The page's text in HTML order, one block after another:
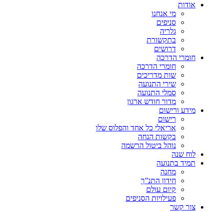
אודות
מי אנחנו
סניפים
גלריה
בתקשורת
דרושים
חומרי הדרכה
חומרי הדרכה
שות מדריכים
שירי התנועה
סמלי התנועה
מדור חודש ארגון
מידע ורישום
רישום
אריאלי כל אחד והפלוס שלו
בקשות הנחה
נוהל ביטול הרשמה
לוח שנה
תמיד בתנועה
מחנה
חידון התנ”ך
קיום עולם
פעילויות הסניפים
צור קשר